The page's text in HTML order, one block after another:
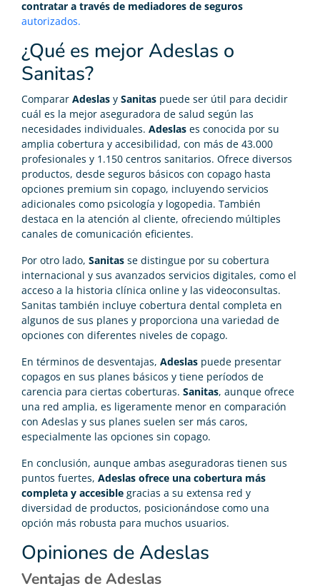
contratar a través de mediadores de seguros
autorizados.
¿Qué es mejor Adeslas o
Sanitas?
Comparar Adeslas y Sanitas puede ser útil para decidir
cuál es la mejor aseguradora de salud según las
necesidades individuales. Adeslas es conocida por su
amplia cobertura y accesibilidad, con más de 43.000
profesionales y 1.150 centros sanitarios. Ofrece diversos
productos, desde seguros básicos con copago hasta
opciones premium sin copago, incluyendo servicios
adicionales como psicología y logopedia. También
destaca en la atención al cliente, ofreciendo múltiples
canales de comunicación eficientes.
Por otro lado, Sanitas se distingue por su cobertura
internacional y sus avanzados servicios digitales, como el
acceso a la historia clínica online y las videoconsultas.
Sanitas también incluye cobertura dental completa en
algunos de sus planes y proporciona una variedad de
opciones con diferentes niveles de copago.
En términos de desventajas, Adeslas puede presentar
copagos en sus planes básicos y tiene períodos de
carencia para ciertas coberturas. Sanitas, aunque ofrece
una red amplia, es ligeramente menor en comparación
con Adeslas y sus planes suelen ser más caros,
especialmente las opciones sin copago.
En conclusión, aunque ambas aseguradoras tienen sus
puntos fuertes, Adeslas ofrece una cobertura más
completa y accesible gracias a su extensa red y
diversidad de productos, posicionándose como una
opción más robusta para muchos usuarios.
Opiniones de Adeslas
Ventajas de Adeslas